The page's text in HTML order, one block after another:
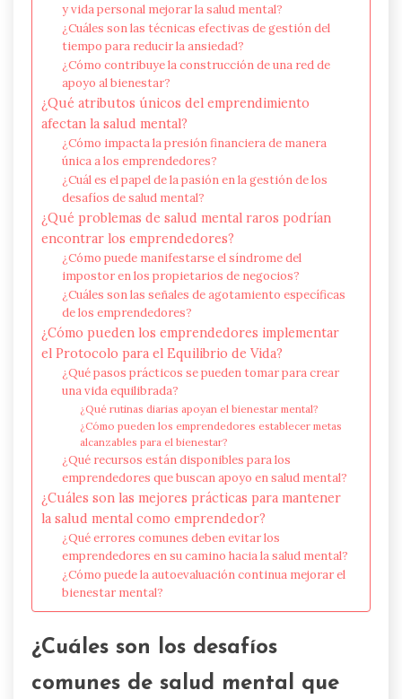
y vida personal mejorar la salud mental?
¿Cuáles son las técnicas efectivas de gestión del
tiempo para reducir la ansiedad?
¿Cómo contribuye la construcción de una red de
apoyo al bienestar?
¿Qué atributos únicos del emprendimiento
afectan la salud mental?
¿Cómo impacta la presión financiera de manera
única a los emprendedores?
¿Cuál es el papel de la pasión en la gestión de los
desafíos de salud mental?
¿Qué problemas de salud mental raros podrían
encontrar los emprendedores?
¿Cómo puede manifestarse el síndrome del
impostor en los propietarios de negocios?
¿Cuáles son las señales de agotamiento específicas
de los emprendedores?
¿Cómo pueden los emprendedores implementar
el Protocolo para el Equilibrio de Vida?
¿Qué pasos prácticos se pueden tomar para crear
una vida equilibrada?
¿Qué rutinas diarias apoyan el bienestar mental?
¿Cómo pueden los emprendedores establecer metas
alcanzables para el bienestar?
¿Qué recursos están disponibles para los
emprendedores que buscan apoyo en salud mental?
¿Cuáles son las mejores prácticas para mantener
la salud mental como emprendedor?
¿Qué errores comunes deben evitar los
emprendedores en su camino hacia la salud mental?
¿Cómo puede la autoevaluación continua mejorar el
bienestar mental?
¿Cuáles son los desafíos
comunes de salud mental que